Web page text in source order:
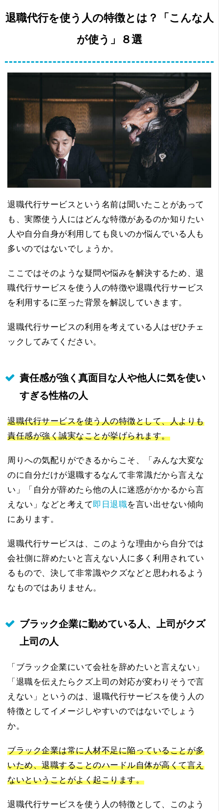
退職代行を使う人の特徴とは？「こんな人
が使う」８選
退職代行サービスという名前は聞いたことがあって
も、実際使う人にはどんな特徴があるのか知りたい
人や自分自身が利用しても良いのか悩んでいる人も
多いのではないでしょうか。
ここではそのような疑問や悩みを解決するため、退
職代行サービスを使う人の特徴や退職代行サービス
を利用するに至った背景を解説していきます。
退職代行サービスの利用を考えている人はぜひチェ
ックしてみてください。
責任感が強く真面目な人や他人に気を使い
すぎる性格の人
退職代行サービスを使う人の特徴として、人よりも
責任感が強く誠実なことが挙げられます。
周りへの気配りができるからこそ、「みんな大変な
のに自分だけが退職するなんて非常識だから言えな
い」「自分が辞めたら他の人に迷惑がかかるから言
えない」などと考えて即日退職を言い出せない傾向
にあります。
退職代行サービスは、このような理由から自分では
会社側に辞めたいと言えない人に多く利用されてい
るもので、決して非常識やクズなどと思われるよう
なものではありません。
ブラック企業に勤めている人、上司がクズ
上司の人
「ブラック企業にいて会社を辞めたいと言えない」
「退職を伝えたらクズ上司の対応が変わりそうで言
えない」というのは、退職代行サービスを使う人の
特徴としてイメージしやすいのではないでしょう
か。
ブラック企業は常に人材不足に陥っていることが多
いため、退職することのハードル自体が高くて言え
ないということがよく起こります。
退職代行サービスを使う人の特徴として、このよう